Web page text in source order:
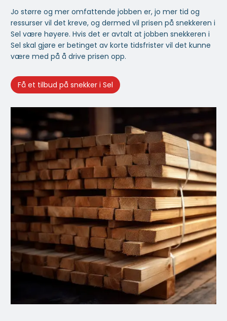
Jo større og mer omfattende jobben er, jo mer tid og
ressurser vil det kreve, og dermed vil prisen på snekkeren i
Sel være høyere. Hvis det er avtalt at jobben snekkeren i
Sel skal gjøre er betinget av korte tidsfrister vil det kunne
være med på å drive prisen opp.
Få et tilbud på snekker i Sel